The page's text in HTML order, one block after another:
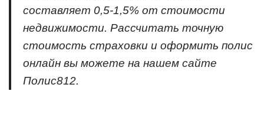
составляет 0,5-1,5% от стоимости
недвижимости. Рассчитать точную
стоимость страховки и оформить полис
онлайн вы можете на нашем сайте
Полис812.